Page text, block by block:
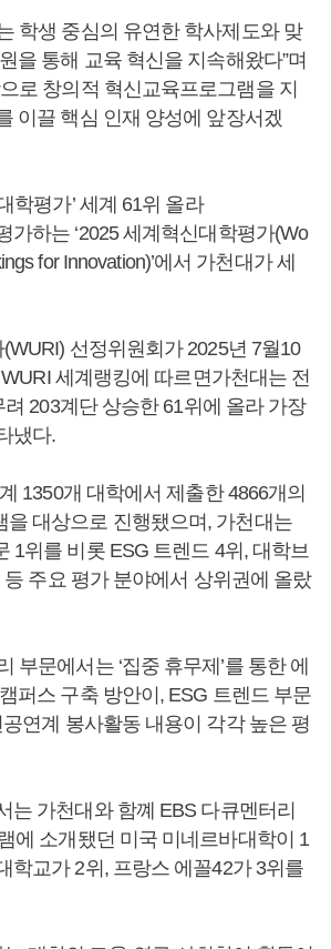
학생 중심의 유연한 학사제도와 맞
을 통해 교육 혁신을 지속해왔다”며
로 창의적 혁신교육프로그램을 지
이끌 핵심 인재 양성에 앞장서겠
학평가’ 세계 61위 올라
가하는 ‘2025 세계혁신대학평가(Wo
for Innovation)’에서 가천대가 세
선정위원회가 2025년 7월10
세계랭킹에 따르면가천대는 전
203계단 상승한 61위에 올라 가장
냈다.
1350개 대학에서 제출한 4866개의
을 대상으로 진행됐으며, 가천대는
1위를 비롯 ESG 트렌드 4위, 대학브
등 주요 평가 분야에서 상위권에 올랐
부문에서는 ‘집중 휴무제’를 통한 에
퍼스 구축 방안이, ESG 트렌드 부문
연계 봉사활동 내용이 각각 높은 평
는 가천대와 함꼐 EBS 다큐멘터리
에 소개됐던 미국 미네르바대학이 1
학교가 2위, 프랑스 에꼴42가 3위를